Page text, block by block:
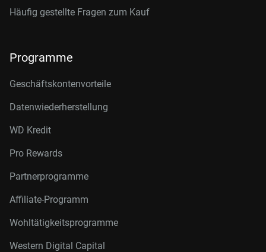
Häufig gestellte Fragen zum Kauf
Programme
Geschäftskontenvorteile
Datenwiederherstellung
WD Kredit
Pro Rewards
Partnerprogramme
Affiliate-Programm
Wohltätigkeitsprogramme
Western Digital Capital